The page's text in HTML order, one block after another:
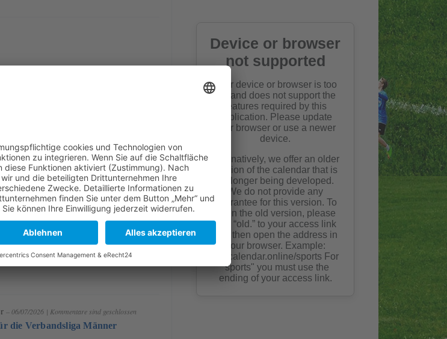
13/07/2026 |Kommentare sind geschlossen
sichert sich die Silbermedaille
– 06/07/2026 | Kommentare sind geschlossen
die Verbandsliga Männer